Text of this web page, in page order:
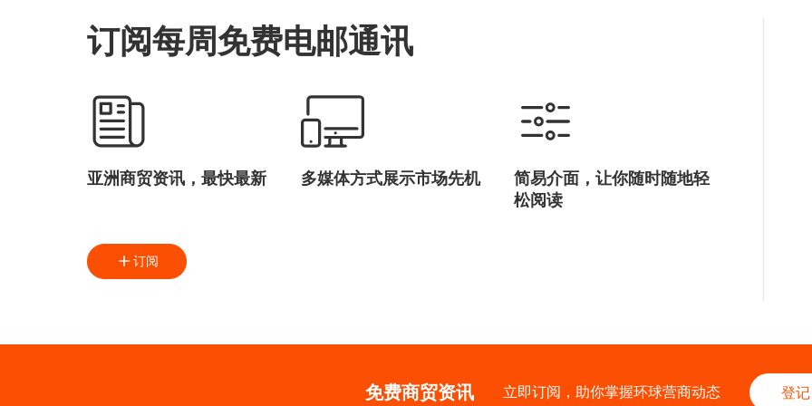
订阅每周免费电邮通讯
亚洲商贸资讯，最快最新 多媒体方式展示市场先机
简易介面，让你随时随地轻
松阅读
订阅
免费商贸资讯 立即订阅，助你掌握环球营商动态 登记